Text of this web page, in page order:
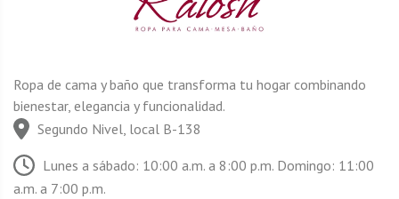
Ropa de cama y baño que transforma tu hogar combinando
bienestar, elegancia y funcionalidad.
Segundo Nivel, local B-138
Lunes a sábado: 10:00 a.m. a 8:00 p.m. Domingo: 11:00
a.m. a 7:00 p.m.